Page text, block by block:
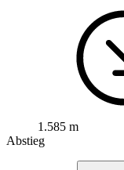
1.585 m
Abstieg